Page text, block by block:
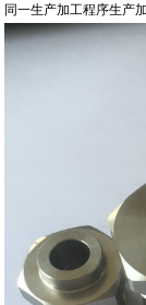
同一生产加工程序生产